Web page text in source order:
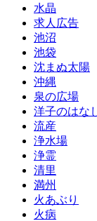
水晶
求人広告
池沼
池袋
沈まぬ太陽
沖縄
泉の広場
洋子のはな
流産
浄水場
浄霊
清里
満州
火あぶり
火病